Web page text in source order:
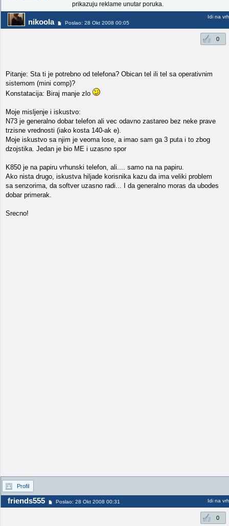
prikazuju reklame unutar poruka.
nikoola Poslao: 28 Okt 2008 00:05
Idi na vrh
0
Pitanje: Sta ti je potrebno od telefona? Obican tel ili tel sa operativnim
sistemom (mini comp)?
Konstatacija: Biraj manje zlo
Moje misljenje i iskustvo:
N73 je generalno dobar telefon ali vec odavno zastareo bez neke prave
trzisne vrednosti (iako kosta 140-ak e).
Moje iskustvo sa njim je veoma lose, a imao sam ga 3 puta i to zbog
dzojstika. Jedan je bio ME i uzasno spor
K850 je na papiru vrhunski telefon, ali.... samo na na papiru.
Ako nista drugo, iskustva hiljade korisnika kazu da ima veliki problem
sa senzorima, da softver uzasno radi... I da generalno moras da ubodes
dobar primerak.
Srecno!
Profil
friends555 Poslao: 28 Okt 2008 00:31 Idi na vrh
0